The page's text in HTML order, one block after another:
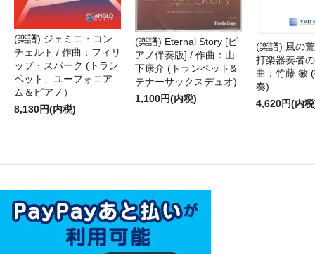
(楽譜) ジェミニ・コン
チェルト / 作曲：フィリ
ップ・スパーク (トラン
ペット、ユーフォニア
ム＆ピアノ）
8,130円(内税)
(楽譜) Eternal Story [ピ
アノ伴奏版] / 作曲：山
下康介 (トランペット&
テナーサックスデュオ)
1,100円(内税)
(楽譜) 風の
打楽器奏者
曲：竹藤 敏
奏)
4,620円(内